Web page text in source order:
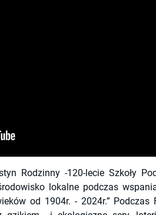
Rodzinny -120-lecie Szkoły
lokalne podczas
od 1904r. - 2024r.”